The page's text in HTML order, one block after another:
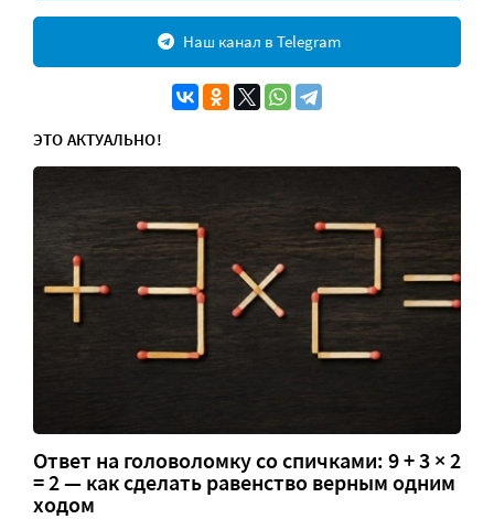
Наш канал в Telegram
ЭТО АКТУАЛЬНО!
Ответ на головоломку со спичками: 9 + 3 × 2
= 2 — как сделать равенство верным одним
ходом